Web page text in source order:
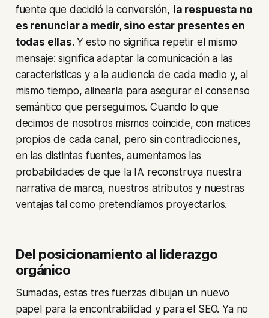
fuente que decidió la conversión, la respuesta no
es renunciar a medir, sino estar presentes en
todas ellas. Y esto no significa repetir el mismo
mensaje: significa adaptar la comunicación a las
características y a la audiencia de cada medio y, al
mismo tiempo, alinearla para asegurar el consenso
semántico que perseguimos. Cuando lo que
decimos de nosotros mismos coincide, con matices
propios de cada canal, pero sin contradicciones,
en las distintas fuentes, aumentamos las
probabilidades de que la IA reconstruya nuestra
narrativa de marca, nuestros atributos y nuestras
ventajas tal como pretendíamos proyectarlos.
Del posicionamiento al liderazgo
orgánico
Sumadas, estas tres fuerzas dibujan un nuevo
papel para la encontrabilidad y para el SEO. Ya no